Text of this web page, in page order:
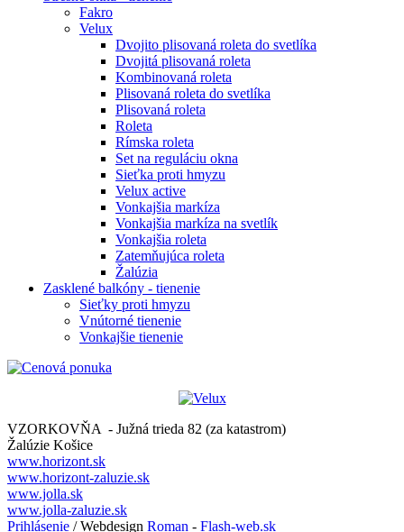
Fakro
Velux
Dvojito plisovaná roleta do svetlíka
Dvojitá plisovaná roleta
Kombinovaná roleta
Plisovaná roleta do svetlíka
Plisovaná roleta
Roleta
Rímska roleta
Set na reguláciu okna
Sieťka proti hmyzu
Velux active
Vonkajšia markíza
Vonkajšia markíza na svetlík
Vonkajšia roleta
Zatemňujúca roleta
Žalúzia
Zasklené balkóny - tienenie
Sieťky proti hmyzu
Vnútorné tienenie
Vonkajšie tienenie
VZORKOVŇA - Južná trieda 82 (za katastrom)
Žalúzie Košice
www.horizont.sk
www.horizont-zaluzie.sk
www.jolla.sk
www.jolla-zaluzie.sk
Prihlásenie / Webdesign Roman - Flash-web.sk